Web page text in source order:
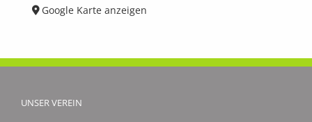
Google Karte anzeigen
UNSER VEREIN